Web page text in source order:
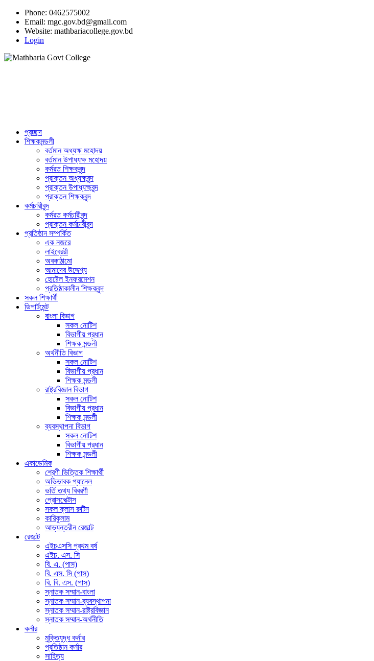
Phone: 0462575002
Email: mgc.gov.bd@gmail.com
Website: mathbariacollege.gov.bd
Login
প্রচ্ছদ
শিক্ষকমন্ডলী
বর্তমান অধ্যক্ষ মহোদয়
বর্তমান ‌উপাধ্যক্ষ মহোদয়
কর্মরত শিক্ষকবৃন্দ
প্রাক্তন অধ্যক্ষবৃন্দ
প্রাক্তন উপাধ্যক্ষবৃন্দ
প্রাক্তন শিক্ষকবৃন্দ
কর্মচারীবৃন্দ
কর্মরত কর্মচারীবৃন্দ
প্রাক্তন কর্মচারীবৃন্দ
প্রতিষ্ঠান সম্পর্কিত
এক নজরে
লাইব্রেরী
অবকাঠামো
আমাদের উদ্দেশ্য
হোষ্টেল ইনফরমেশন
প্রতিষ্ঠাকালীন শিক্ষকবৃন্দ
সকল শিক্ষার্থী
ডিপার্টমেন্ট
বাংলা বিভাগ
সকল নোটিশ
বিভাগীয় প্রধান
শিক্ষক মন্ডলী
অর্থনীতি বিভাগ
সকল নোটিশ
বিভাগীয় প্রধান
শিক্ষক মন্ডলী
রাষ্ট্রবিজ্ঞান বিভাগ
সকল নোটিশ
বিভাগীয় প্রধান
শিক্ষক মন্ডলী
ব্যবস্থাপনা বিভাগ
সকল নোটিশ
বিভাগীয় প্রধান
শিক্ষক মন্ডলী
একাডেমিক
শ্রেণী ভিত্তিক শিক্ষার্থী
অভিভাবক প্যানেল
ভর্তি তথ্য বিবরণী
প্রোসপেক্টাস
সকল ক্লাস রুটিন
কারিকুলাম
আভ্যন্তরীন রেজাল্ট
রেজাল্ট
এইচএসসি প্রথম বর্ষ
এইচ. এস. সি
বি. এ. (পাস)
বি. এস. সি (পাস)
বি. বি. এস. (পাস)
স্নাতক সম্মান-বাংলা
স্নাতক সম্মান-ব্যবস্থাপনা
স্নাতক সম্মান-রাষ্ট্রবিজ্ঞান
স্নাতক সম্মান-অর্থনীতি
কর্নার
মুক্তিযুদ্ধ কর্নার
প্রতিষ্ঠান কর্নার
সাহিত্য